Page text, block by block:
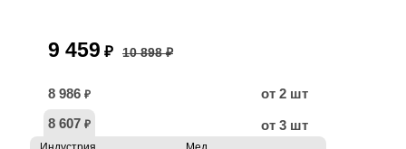
9 459 ₽ 10 898 ₽
8 986 ₽
от 2 шт
8 607 ₽ от 3 шт